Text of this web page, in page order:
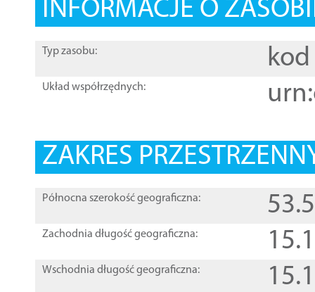
INFORMACJE O
Typ zasobu: kod
Układ współrzędnych:
ZAKRES
Północna szerokość geograficzna:
Zachodnia długość geograficzna:
Wschodnia długość geograficzna: